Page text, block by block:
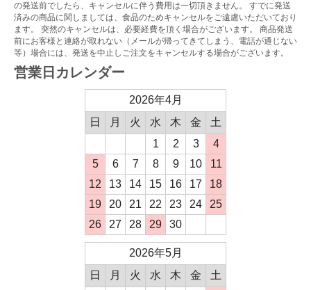
の発送前でしたら、キャンセルに伴う費用は一切頂きません。 すでに発送
済みの商品に関しましては、食品のためキャンセルをご遠慮いただいており
ます。 突然のキャンセルは、必要経費を頂く場合がございます。 商品発送
前にお客様と連絡が取れない（メールが帰ってきてしまう、電話が通じない
等）場合には、発送を中止しご注文をキャンセルする場合がございます。
営業日カレンダー
2026年4月
日
月 火 水 木 金
土
1
2 3
4
5
6 7 8 9 10
11
12
13 14 15 16 17
18
19
20 21 22 23 24
25
26
27 28 29 30
2026年5月
日
月 火 水 木 金
土